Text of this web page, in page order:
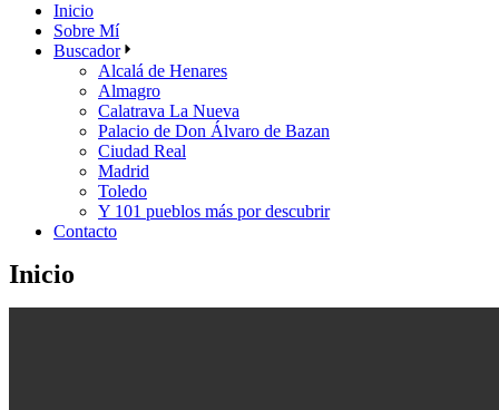
Inicio
Sobre Mí
Buscador
Alcalá de Henares
Almagro
Calatrava La Nueva
Palacio de Don Álvaro de Bazan
Ciudad Real
Madrid
Toledo
Y 101 pueblos más por descubrir
Contacto
Inicio